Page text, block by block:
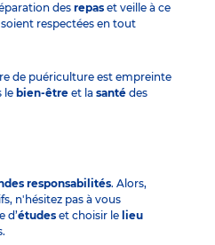
des repas et veille à ce
soient respectées en tout
de puériculture est empreinte
le bien-être et la santé des
responsabilités. Alors,
n'hésitez pas à vous
d’études et choisir le lieu